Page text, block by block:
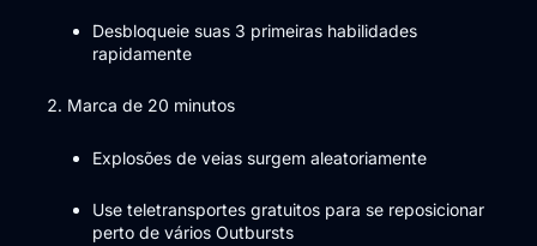
Desbloqueie suas 3 primeiras habilidades
rapidamente
Marca de 20 minutos
Explosões de veias surgem aleatoriamente
Use teletransportes gratuitos para se reposicionar
perto de vários Outbursts